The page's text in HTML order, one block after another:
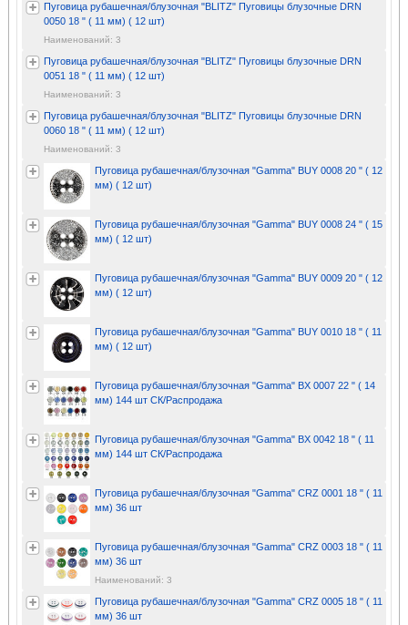
Пуговица рубашечная/блузочная "BLITZ" Пуговицы блузочные DRN
0050 18 " ( 11 мм) ( 12 шт)
Наименований: 3
Пуговица рубашечная/блузочная "BLITZ" Пуговицы блузочные DRN
0051 18 " ( 11 мм) ( 12 шт)
Наименований: 3
Пуговица рубашечная/блузочная "BLITZ" Пуговицы блузочные DRN
0060 18 " ( 11 мм) ( 12 шт)
Наименований: 3
Пуговица рубашечная/блузочная "Gamma" BUY 0008 20 " ( 12
мм) ( 12 шт)
Пуговица рубашечная/блузочная "Gamma" BUY 0008 24 " ( 15
мм) ( 12 шт)
Пуговица рубашечная/блузочная "Gamma" BUY 0009 20 " ( 12
мм) ( 12 шт)
Пуговица рубашечная/блузочная "Gamma" BUY 0010 18 " ( 11
мм) ( 12 шт)
Пуговица рубашечная/блузочная "Gamma" BX 0007 22 " ( 14
мм) 144 шт СК/Распродажа
Пуговица рубашечная/блузочная "Gamma" BX 0042 18 " ( 11
мм) 144 шт СК/Распродажа
Пуговица рубашечная/блузочная "Gamma" CRZ 0001 18 " ( 11
мм) 36 шт
Пуговица рубашечная/блузочная "Gamma" CRZ 0003 18 " ( 11
мм) 36 шт
Наименований: 3
Пуговица рубашечная/блузочная "Gamma" CRZ 0005 18 " ( 11
мм) 36 шт